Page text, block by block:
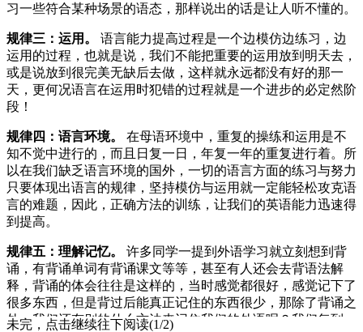
习一些符合某种场景的语态，那样说出的话是让人听不懂的。
规律三：运用。
语言能力提高过程是一个边模仿边练习，边
运用的过程，也就是说，我们不能把重要的运用放到明天去，
或是说放到很完美无缺后去做，这样就永远都没有好的那一
天，更何况语言在运用时犯错的过程就是一个进步的必定然阶
段！
规律四：语言环境。
在母语环境中，重复的操练和运用是不
知不觉中进行的，而且日复一日，年复一年的重复进行着。所
以在我们缺乏语言环境的国外，一切的语言方面的练习与努力
只要体现出语言的规律，坚持模仿与运用就一定能轻松攻克语
言的难题，因此，正确方法的训练，让我们的英语能力迅速得
到提高。
规律五：理解记忆。
许多同学一提到外语学习就立刻想到背
诵，有背诵单词有背诵课文等等，甚至有人还会去背语法解
释，背诵的体会往往是这样的，当时感觉都很好，感觉记下了
很多东西，但是背过后能真正记住的东西很少，那除了背诵之
外，我们还有别的什么方法来记住我们的外语呢？我们每到一
未完，点击继续往下阅读(1/2)